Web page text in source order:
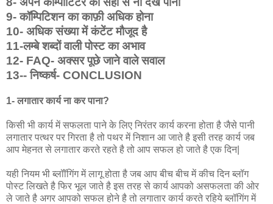
9- कॉम्पिटिशन का काफ़ी अधिक होना
10- अधिक संख्या में कंटेंट मौजूद है
11-लम्बे शब्दों वाली पोस्ट का अभाव
12- FAQ- अक्सर पूछे जाने वाले सवाल
13-- निष्कर्ष- CONCLUSION
1- लगातार कार्य ना कर पाना?
किसी भी कार्य में सफलता पाने के लिए निरंतर कार्य करना होता है जैसे पानी
लगातार पत्थर पर गिरता है तो पथर में निशान आ जाते है इसी तरह कार्य जब
आप मेहनत से लगातार करते रहते है तो आप सफल हो जाते है एक दिन|
यही नियम भी ब्लॉॉगिंग में लागू होता है जब आप बीच बीच में कीच दिन ब्लॉग
पोस्ट लिखते है फिर भूल जाते है इस तरह से कार्य आपको असफलता की ओर
ले जाते है अगर आपको सफल होने है तो लगातार कार्य करते रहिये ब्लॉगिंग में